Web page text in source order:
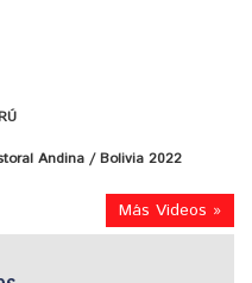
Andina / Bolivia 2022
Más Videos »